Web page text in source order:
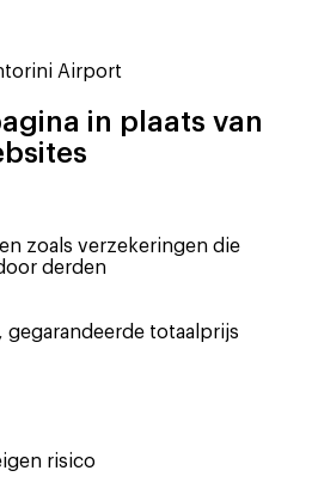
Airport
in plaats van
zoals verzekeringen die
derden
gegarandeerde totaalprijs
risico